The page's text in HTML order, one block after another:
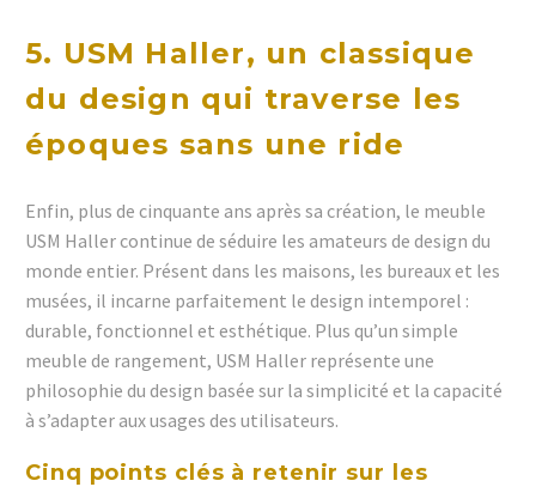
5. USM Haller, un classique
du design qui traverse les
époques sans une ride
Enfin, plus de cinquante ans après sa création, le meuble
USM Haller continue de séduire les amateurs de design du
monde entier. Présent dans les maisons, les bureaux et les
musées, il incarne parfaitement le design intemporel :
durable, fonctionnel et esthétique. Plus qu’un simple
meuble de rangement, USM Haller représente une
philosophie du design basée sur la simplicité et la capacité
à s’adapter aux usages des utilisateurs.
Cinq points clés à retenir sur les